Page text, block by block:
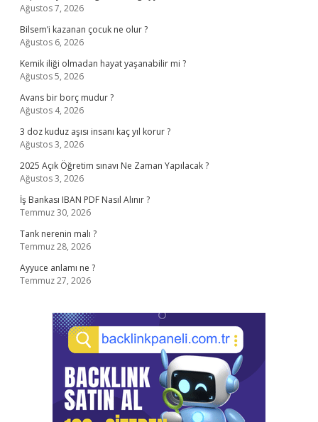
Ağustos 7, 2026
Bilsem’i kazanan çocuk ne olur ?
Ağustos 6, 2026
Kemik iliği olmadan hayat yaşanabilir mi ?
Ağustos 5, 2026
Avans bir borç mudur ?
Ağustos 4, 2026
3 doz kuduz aşısı insanı kaç yıl korur ?
Ağustos 3, 2026
2025 Açık Öğretim sınavı Ne Zaman Yapılacak ?
Ağustos 3, 2026
İş Bankası IBAN PDF Nasıl Alınır ?
Temmuz 30, 2026
Tank nerenin malı ?
Temmuz 28, 2026
Ayyuce anlamı ne ?
Temmuz 27, 2026